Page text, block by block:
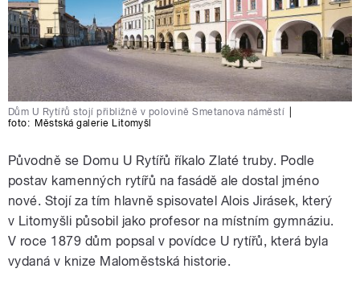
Dům U Rytířů stojí přibližně v polovině Smetanova náměstí
foto: Městská galerie Litomyšl
Původně se Domu U Rytířů říkalo Zlaté truby. Podle
postav kamenných rytířů na fasádě ale dostal jméno
nové. Stojí za tím hlavně spisovatel Alois Jirásek, který
v Litomyšli působil jako profesor na místním gymnáziu.
V roce 1879 dům popsal v povídce U rytířů, která byla
vydaná v knize Maloměstská historie.